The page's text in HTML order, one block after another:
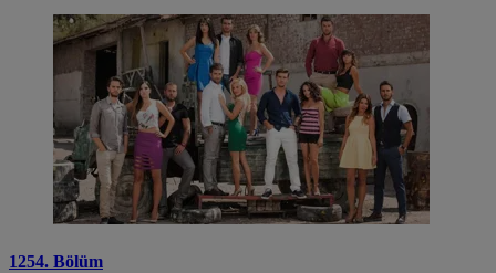
1254. Bölüm